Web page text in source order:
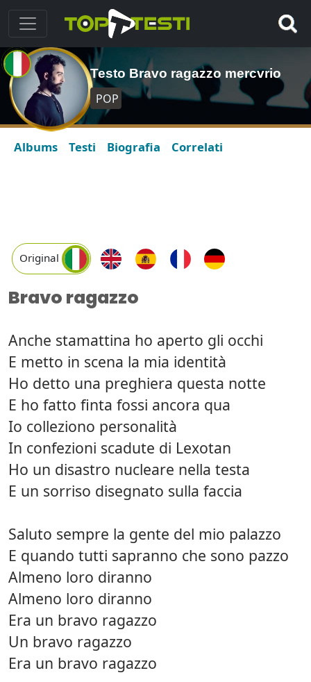
Testo Bravo ragazzo mercvrio
POP
Albums Testi Biografia Correlati
Original
Bravo ragazzo
Anche stamattina ho aperto gli occhi
E metto in scena la mia identità
Ho detto una preghiera questa notte
E ho fatto finta fossi ancora qua
Io colleziono personalità
In confezioni scadute di Lexotan
Ho un disastro nucleare nella testa
E un sorriso disegnato sulla faccia
Saluto sempre la gente del mio palazzo
E quando tutti sapranno che sono pazzo
Almeno loro diranno
Almeno loro diranno
Era un bravo ragazzo
Un bravo ragazzo
Era un bravo ragazzo